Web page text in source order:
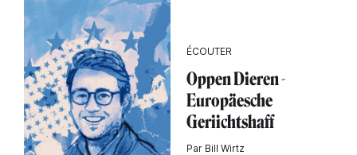
ÉCOUTER
Oppen Dieren -
Europäesche
Geriichtshaff
Par Bill Wirtz